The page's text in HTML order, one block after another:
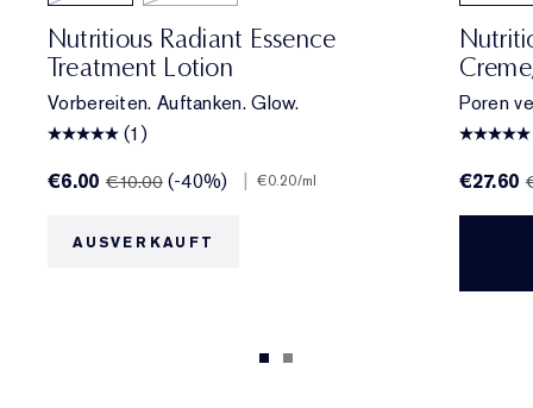
Nutritious Radiant Essence
Treatment Lotion
Vorbereiten. Auftanken. Glow.
(1)
€6.00€10.00 (-40%) | €0.20/ml
AUSVERKAUFT
Poren
€27.60